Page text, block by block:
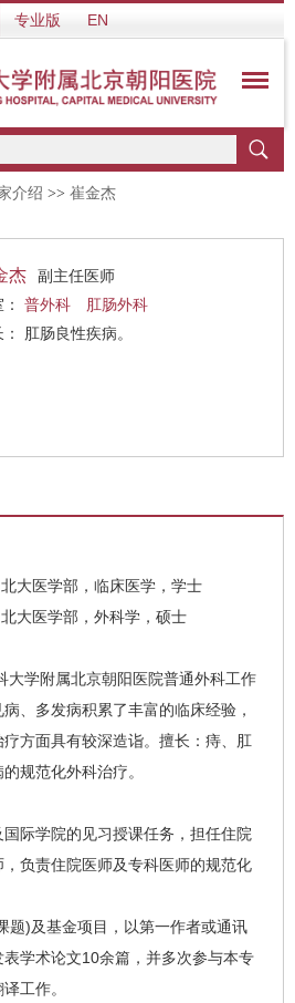
专业版 EN
介绍 >> 崔金杰
杰
副主任医师
普外科
肛肠外科
擅长： 肛肠良性疾病。
医学部，临床医学，学士
医学部，外科学，硕士
学附属北京朝阳医院普通外科工作
、多发病积累了丰富的临床经验，
方面具有较深造诣。擅长：痔、肛
规范化外科治疗。
学院的见习授课任务，担任住院
负责住院医师及专科医师的规范化
)及基金项目，以第一作者或通讯
学术论文10余篇，并多次参与本专
工作。